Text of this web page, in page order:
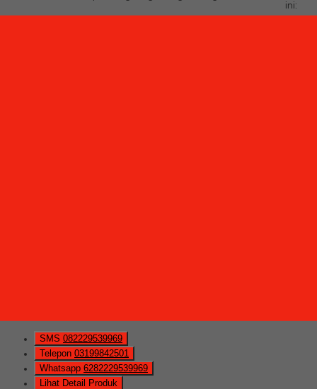
ini:
SMS 082229539969
Telepon 03199842501
Whatsapp 6282229539969
Lihat Detail Produk